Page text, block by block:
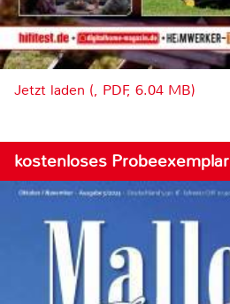
Jetzt laden (, PDF, 6.04 MB)
kostenloses Probeexemplar